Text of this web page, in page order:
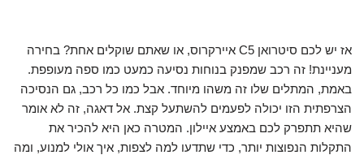
אז יש לכם סיטרואן C5 איירקרוס, או שאתם שוקלים אחת? בחירה
מעניינת! זה רכב שמפנק בנוחות נסיעה כמעט כמו ספה מעופפת.
באמת, המתלים שלו זה משהו מיוחד. אבל כמו כל רכב, גם הנסיכה
הצרפתית הזו יכולה לפעמים להשתעל קצת. אל דאגה, זה לא אומר
שהיא תתפרק לכם באמצע איילון. המטרה כאן היא להכיר את
התקלות הנפוצות יותר, כדי שתדעו למה לצפות, איך אולי למנוע, ומה